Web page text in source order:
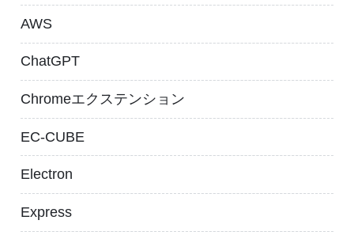
AWS
ChatGPT
Chromeエクステンション
EC-CUBE
Electron
Express